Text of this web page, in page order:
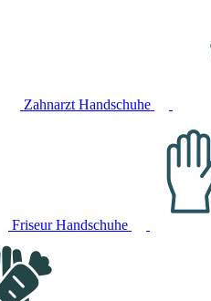
Zahnarzt Handschuhe
Friseur Handschuhe